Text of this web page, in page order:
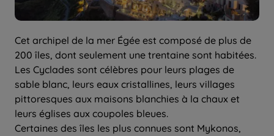
Cet archipel de la mer Égée est composé de plus de
200 îles, dont seulement une trentaine sont habitées.
Les Cyclades sont célèbres pour leurs plages de
sable blanc, leurs eaux cristallines, leurs villages
pittoresques aux maisons blanchies à la chaux et
leurs églises aux coupoles bleues.
Certaines des îles les plus connues sont Mykonos,